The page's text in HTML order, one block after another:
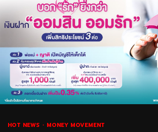
HOT NEWS MONEY MOVEMENT